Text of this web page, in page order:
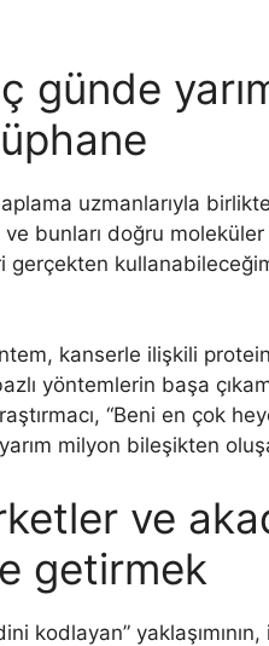
günde
uzmanlarıyla
bunları doğru
gerçekten
kanserle ilişkili
yöntemlerin başa
“Beni en çok
milyon bileşikten
ve
getirmek
kodlayan”